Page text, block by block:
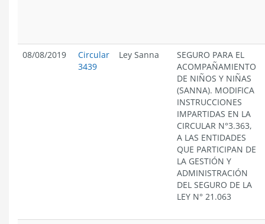
08/08/2019
Circular
3439
Ley Sanna
SEGURO PARA EL
ACOMPAÑAMIENTO
DE NIÑOS Y NIÑAS
(SANNA). MODIFICA
INSTRUCCIONES
IMPARTIDAS EN LA
CIRCULAR N°3.363,
A LAS ENTIDADES
QUE PARTICIPAN DE
LA GESTIÓN Y
ADMINISTRACIÓN
DEL SEGURO DE LA
LEY N° 21.063